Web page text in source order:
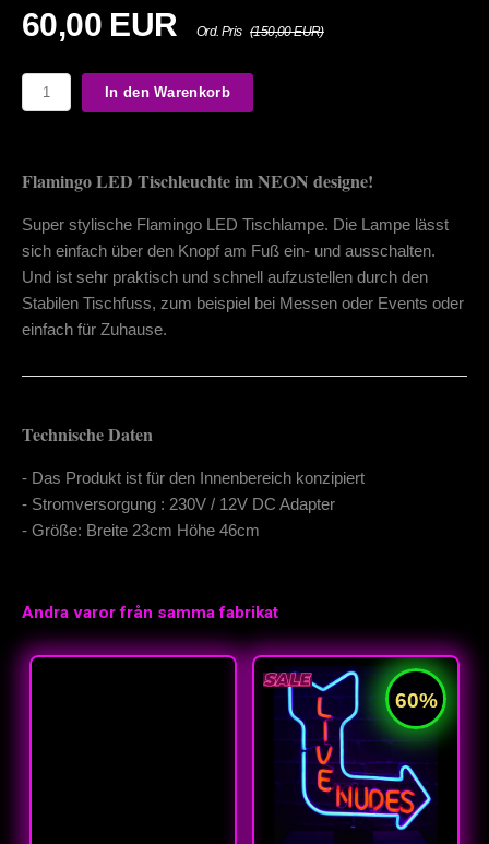
60,00 EUR Ord. Pris (150,00 EUR)
In den Warenkorb
Flamingo LED Tischleuchte im NEON designe!
Super stylische Flamingo LED Tischlampe. Die Lampe lässt
sich einfach über den Knopf am Fuß ein- und ausschalten.
Und ist sehr praktisch und schnell aufzustellen durch den
Stabilen Tischfuss, zum beispiel bei Messen oder Events oder
einfach für Zuhause.
Technische Daten
- Das Produkt ist für den Innenbereich konzipiert
- Stromversorgung : 230V / 12V DC Adapter
- Größe: Breite 23cm Höhe 46cm
Andra varor från samma fabrikat